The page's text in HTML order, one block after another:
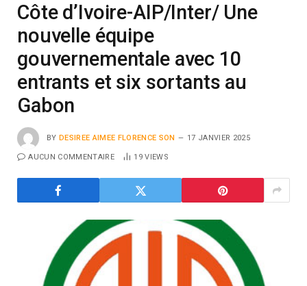
Côte d’Ivoire-AIP/Inter/ Une
nouvelle équipe
gouvernementale avec 10
entrants et six sortants au
Gabon
BY DESIREE AIMEE FLORENCE SON 17 JANVIER 2025
AUCUN COMMENTAIRE 19VIEWS